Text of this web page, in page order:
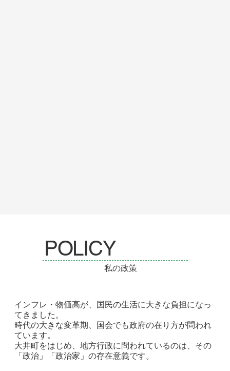
POLICY
私の政策
インフレ・物価高が、国民の生活に大きな負担になっ
てきました。
時代の大きな変革期、国会でも政府の在り方が問われ
ています。
大井町をはじめ、地方行政に問われているのは、その
「政治」「政治家」の存在意義です。